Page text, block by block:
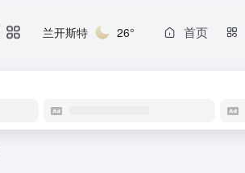
兰开斯特 26° 首页